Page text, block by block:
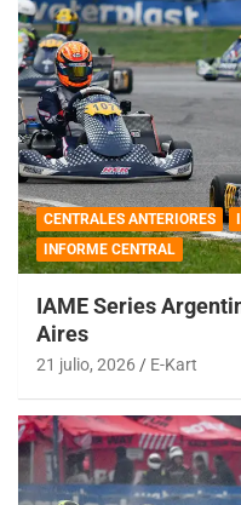
CENTRALES ANTERIORES
INFORME CENTRAL
IAME Series
Aires
21 julio, 2026 E-Kart